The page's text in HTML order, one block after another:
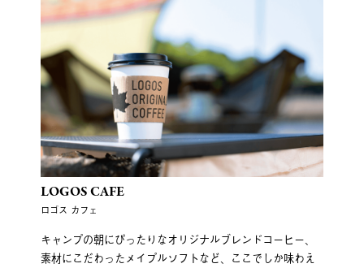
LOGOS CAFE
ロゴス カフェ
キャンプの朝にぴったりなオリジナルブレンドコーヒー、
素材にこだわったメイプルソフトなど、ここでしか味わえ